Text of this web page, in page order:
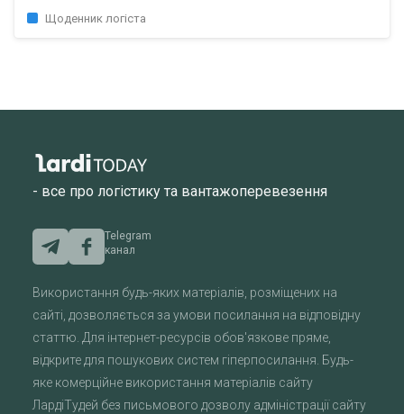
Щоденник логіста
- все про логістику та вантажоперевезення
Telegram
канал
Використання будь-яких матеріалів, розміщених на
сайті, дозволяється за умови посилання на відповідну
статтю. Для інтернет-ресурсів обов'язкове пряме,
відкрите для пошукових систем гіперпосилання. Будь-
яке комерційне використання матеріалів сайту
ЛардіТудей без письмового дозволу адміністрації сайту